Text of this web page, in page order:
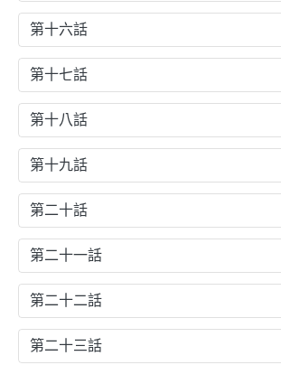
第十六話
第十七話
第十八話
第十九話
第二十話
第二十一話
第二十二話
第二十三話